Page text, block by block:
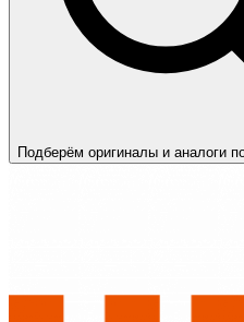
Подберём оригиналы и аналоги